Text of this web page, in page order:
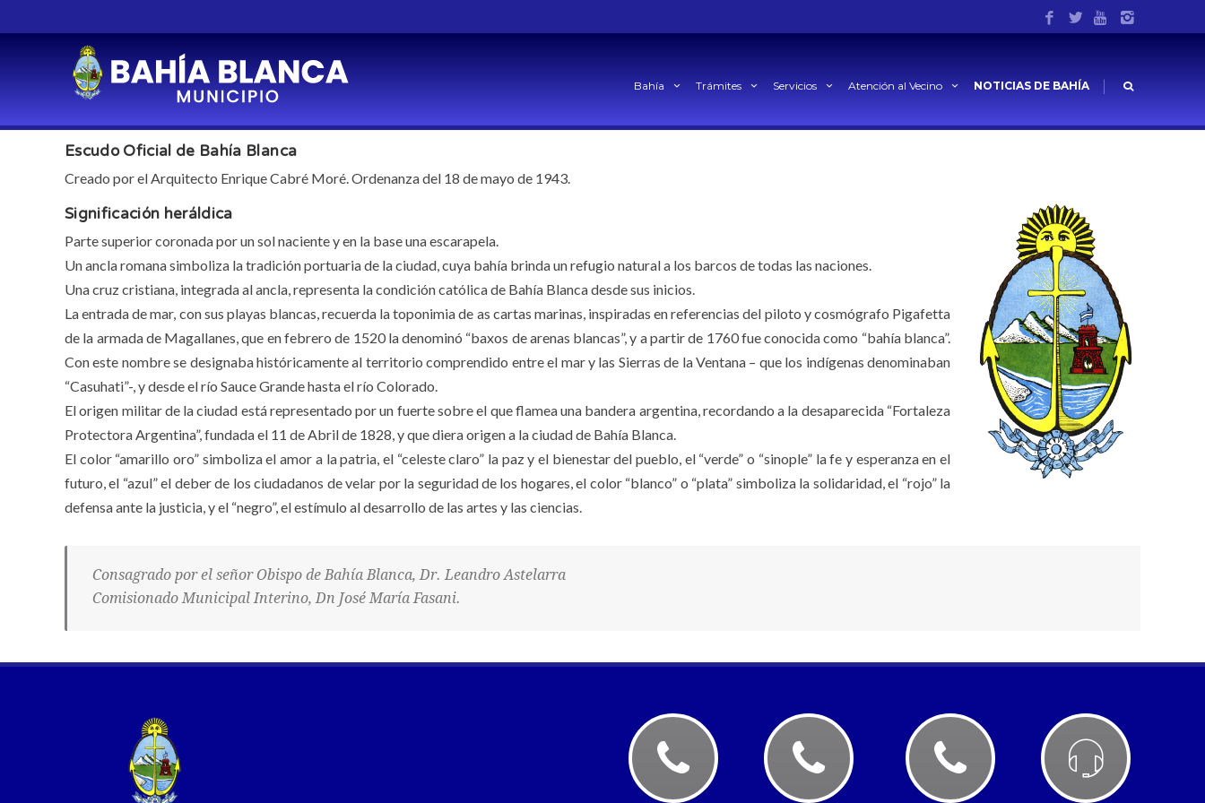
Bahía Trámites Servicios Atención al Vecino NOTICIAS DE BAHÍA |
Escudo de Bahía Blanca
Escudo de Bahía Blanca
Escudo Oficial de Bahía Blanca
Creado por el Arquitecto Enrique Cabré Moré. Ordenanza del 18 de mayo de 1943.
Significación heráldica
Parte superior coronada por un sol naciente y en la base una escarapela.
Un ancla romana simboliza la tradición portuaria de la ciudad, cuya bahía brinda un refugio natural a los barcos de todas las naciones.
Una cruz cristiana, integrada al ancla, representa la condición católica de Bahía Blanca desde sus inicios.
La entrada de mar, con sus playas blancas, recuerda la toponimia de as cartas marinas, inspiradas en referencias del piloto y cosmógrafo Pigafetta
de la armada de Magallanes, que en febrero de 1520 la denominó “baxos de arenas blancas”, y a partir de 1760 fue conocida como “bahía blanca”.
Con este nombre se designaba históricamente al territorio comprendido entre el mar y las Sierras de la Ventana – que los indígenas denominaban
“Casuhati”-, y desde el río Sauce Grande hasta el río Colorado.
El origen militar de la ciudad está representado por un fuerte sobre el que flamea una bandera argentina, recordando a la desaparecida “Fortaleza
Protectora Argentina”, fundada el 11 de Abril de 1828, y que diera origen a la ciudad de Bahía Blanca.
El color “amarillo oro” simboliza el amor a la patria, el “celeste claro” la paz y el bienestar del pueblo, el “verde” o “sinople” la fe y esperanza en el
futuro, el “azul” el deber de los ciudadanos de velar por la seguridad de los hogares, el color “blanco” o “plata” simboliza la solidaridad, el “rojo” la
defensa ante la justicia, y el “negro”, el estímulo al desarrollo de las artes y las ciencias.
Consagrado por el señor Obispo de Bahía Blanca, Dr. Leandro Astelarra
Comisionado Municipal Interino, Dn José María Fasani.